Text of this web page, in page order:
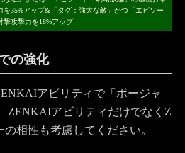
を35%アップ&「タグ：強大な敵」かつ「エピソー
撃攻撃力を18%アップ
の強化
アビリティで「ボージャ
ZENKAIアビリティだけでなくZ
相性も考慮してください。